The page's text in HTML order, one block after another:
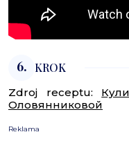
6. KROK
Zdroj receptu:
Оловянниковой
Reklama